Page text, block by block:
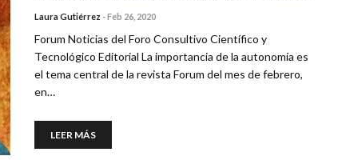
Laura Gutiérrez -Feb 26, 2020
Forum Noticias del Foro Consultivo Científico y
Tecnológico Editorial La importancia de la autonomía es
el tema central de la revista Forum del mes de febrero,
en…
LEER MÁS